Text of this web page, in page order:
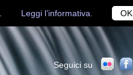
Leggi l’informativa. OK
Seguici su